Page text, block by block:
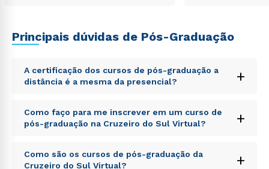
Principais dúvidas de Pós-Graduação
A certificação dos cursos de pós-graduação a
distância é a mesma da presencial?
+
Sed ut perspiciatis unde omnis iste natus error sit
voluptatem accusantium doloremque laudantium,
totam rem aperiam, eaque ipsa quae ab illo inventore
explicabo. Nemo enim ipsam voluptatem quia
voluptas sit aspernatur aut odit aut fugit, sed quia
Como faço para me inscrever em um curso de
pós-graduação na Cruzeiro do Sul Virtual?
+
Sed ut perspiciatis unde omnis iste natus error sit
voluptatem accusantium doloremque laudantium,
Como são os cursos de pós-graduação da
Cruzeiro do Sul Virtual?
+